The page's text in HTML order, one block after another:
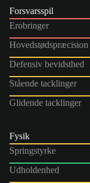
Forsvarsspil
Erobringer
Hovedstødspræcision
Defensiv bevidsthed
Stående tacklinger
Glidende tacklinger
Fysik
Springstyrke
Udholdenhed